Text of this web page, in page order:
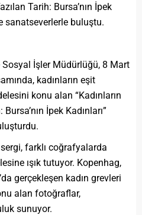
Tarih: Bursa’nın İpek
sanatseverlerle buluştu.
İşler Müdürlüğü, 8 Mart
kadınların eşit
konu alan “Kadınların
İpek Kadınları”
farklı coğrafyalarda
ışık tutuyor. Kopenhag,
gerçekleşen kadın grevleri
alan fotoğraflar,
sunuyor.